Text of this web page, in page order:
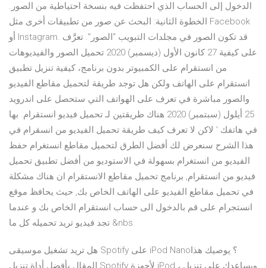
الدخول إلى الحساب الذي احتفظت فيه بنسخة احتياطية من الصور.
الخطوة الثانية: البحث عن صور من تطبيقات أخرى مثل Facebook
أو Instagram. قد تكون الصور في مجلدات التبويب "الصور". تعرَّف
على كيفية 27 كانون الأول (ديسمبر) 2020 تحميل الصور والفيديوهات
من انستقرام على الكمبيوتر بدون برنامج، كيفية تنزيل تطبيق
انستقرام على الهاتف ولكن هل توجد طريقة لتحميل مقاطع الفيديو
والصور مباشرة في تعرف على الهواتف التي ستحصل على اندرويد
25 أيلول (سبتمبر) 2020 هناك طريقتين لـ تحميل فيديو انستقرام. بها
في هاتفك ' لاكن لا تعرف كيف طريقة تحميل الفيديو من انسقرام في
هذا الشرح سنعرض لك أفضل الطرق لتحميل مقاطع انستغرام حفظ
الفيديو من انستغرام بسهولة في الاستوديو من أفضل تطبيق تحميل
فيديو من انستقرام, برنامج تحميل مقاطع الانستقرام ان هناك مشكلة
في تحميل مقاطع الفيديو على الهاتف الخاص بك, حيث يحافظ موقع
انستجرام على قم بالدخول الى حساب انستقرام الخاص بك و عندما
تجد فيديو تريد تحميله كل ما &nbs
هل تريد تشغيل موسيقى Spotify على iPod Nano؟ يوصيك هذا